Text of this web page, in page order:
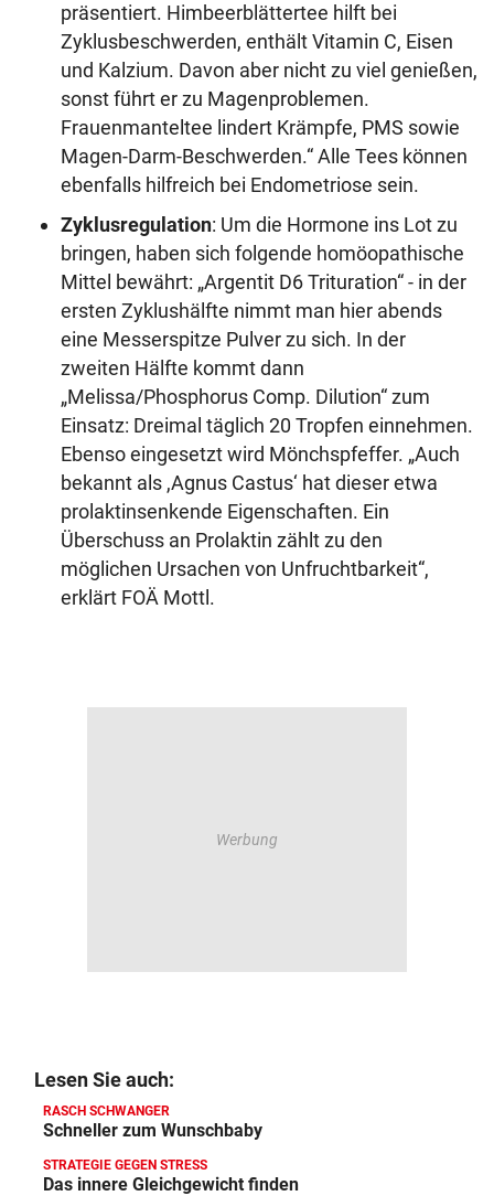
präsentiert. Himbeerblättertee hilft bei
Zyklusbeschwerden, enthält Vitamin C, Eisen
und Kalzium. Davon aber nicht zu viel genießen,
sonst führt er zu Magenproblemen.
Frauenmanteltee lindert Krämpfe, PMS sowie
Magen-Darm-Beschwerden.“ Alle Tees können
ebenfalls hilfreich bei Endometriose sein.
Zyklusregulation: Um die Hormone ins Lot zu
bringen, haben sich folgende homöopathische
Mittel bewährt: „Argentit D6 Trituration“ - in der
ersten Zyklushälfte nimmt man hier abends
eine Messerspitze Pulver zu sich. In der
zweiten Hälfte kommt dann
„Melissa/Phosphorus Comp. Dilution“ zum
Einsatz: Dreimal täglich 20 Tropfen einnehmen.
Ebenso eingesetzt wird Mönchspfeffer. „Auch
bekannt als ,Agnus Castus‘ hat dieser etwa
prolaktinsenkende Eigenschaften. Ein
Überschuss an Prolaktin zählt zu den
möglichen Ursachen von Unfruchtbarkeit“,
erklärt FOÄ Mottl.
Lesen Sie auch:
RASCH SCHWANGER
Schneller zum Wunschbaby
STRATEGIE GEGEN STRESS
Das innere Gleichgewicht finden